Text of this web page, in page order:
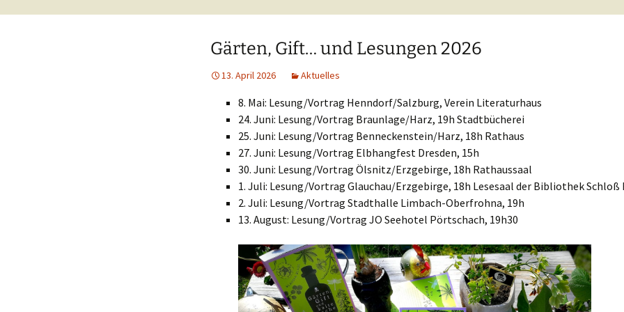
Gärten, Gift… und Lesungen 2026
13. April 2026 Aktuelles
8. Mai: Lesung/Vortrag Henndorf/Salzburg, Verein Literaturhaus
24. Juni: Lesung/Vortrag Braunlage/Harz, 19h Stadtbücherei
25. Juni: Lesung/Vortrag Benneckenstein/Harz, 18h Rathaus
27. Juni: Lesung/Vortrag Elbhangfest Dresden, 15h
30. Juni: Lesung/Vortrag Ölsnitz/Erzgebirge, 18h Rathaussaal
1. Juli: Lesung/Vortrag Glauchau/Erzgebirge, 18h Lesesaal der Bibliothek Schloß
2. Juli: Lesung/Vortrag Stadthalle Limbach-Oberfrohna, 19h
13. August: Lesung/Vortrag JO Seehotel Pörtschach, 19h30